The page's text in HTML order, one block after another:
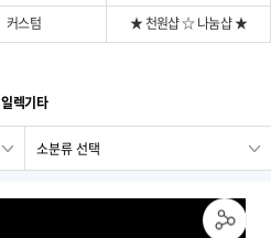
커스텀
★ 천원샵 ☆ 나눔샵 ★
일렉기타